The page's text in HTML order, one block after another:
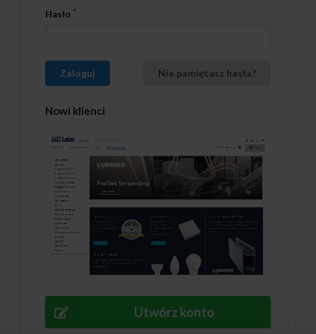
Hasło
Zaloguj Nie pamiętasz hasła?
Nowi klienci
Utwórz konto